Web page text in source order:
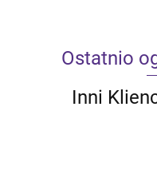
Ostatnio
Inni